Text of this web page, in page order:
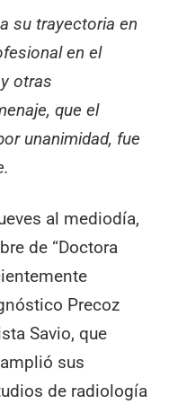
su trayectoria en
en el
otras
que el
unanimidad, fue
al mediodía,
de “Doctora
Precoz
Savio, que
sus
de radiología